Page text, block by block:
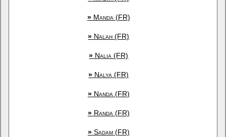
»Manda (FR)
» Nalah (FR)
» Nalia (FR)
» Nalya (FR)
»Nanda (FR)
»Randa (FR)
»Sadam (FR)